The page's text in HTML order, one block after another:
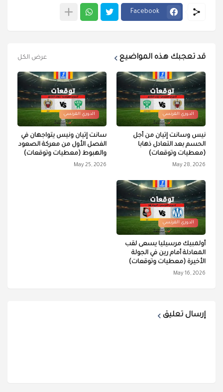
Facebook
قد تعجبك هذه المواضيع عرض الكل
الدوري الفرنسي
نيس وسانت إتيان من أجل
الحسم بعد التعادل ذهابا
(معطيات وتوقعات)
May 28, 2026
الدوري الفرنسي
سانت إتيان ونيس يتواجهان في
الفصل الأول من معركة الصعود
والهبوط (معطيات وتوقعات)
May 25, 2026
الدوري الفرنسي
أولمبيك مرسيليا يسعى لقب
المعادلة أمام رين في الجولة
الأخيرة (معطيات وتوقعات)
May 16, 2026
إرسال تعليق